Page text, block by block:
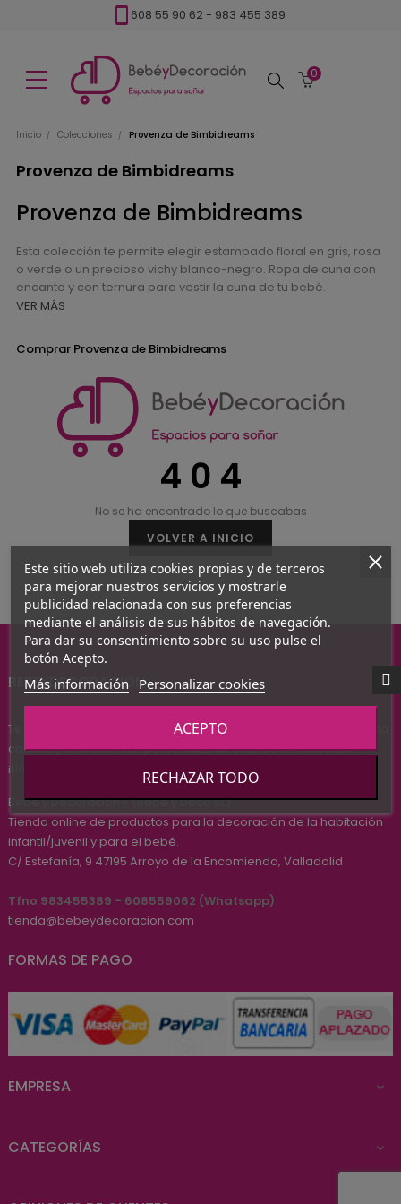
608 55 90 62 - 983 455 389
Buscar
0
Inicio Colecciones Provenza de Bimbidreams
Provenza de Bimbidreams
Provenza de Bimbidreams
Esta colección te permite elegir estampado floral en gris, rosa
o verde o un precioso vichy blanco-negro. Ropa de cuna con
encanto y con ternura para vestir la cuna de tu bebé.
VER MÁS
Comprar Provenza de Bimbidreams
4 0 4
No se ha encontrado lo que buscabas
VOLVER A INICIO
BEBEYDECORACION
Te ofrecemos un catálogo siempre a la última, productos de alta
calidad y una atención personalizada cuando lo necesites.
¡Llámanos! estaremos encantados de atenderte.
Bebé y Decoración - (Bebé y Deco SL)
Tienda online de productos para la decoración de la habitación
infantil/juvenil y para el bebé.
C/ Estefanía, 9 47195 Arroyo de la Encomienda, Valladolid
Tfno 983455389 - 608559062 (Whatsapp)
tienda@bebeydecoracion.com
FORMAS DE PAGO
EMPRESA 
CATEGORÍAS 
Este sitio web utiliza cookies propias y de terceros
para mejorar nuestros servicios y mostrarle
publicidad relacionada con sus preferencias
mediante el análisis de sus hábitos de navegación.
Para dar su consentimiento sobre su uso pulse el
botón Acepto.
Más información Personalizar cookies
RECHAZAR TODO
ACEPTO